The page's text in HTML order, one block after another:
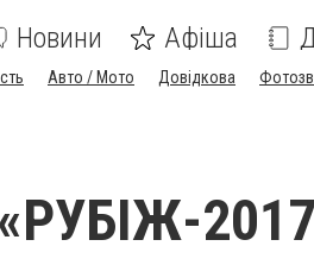
Новини Афіша
Авто / Мото Довідкова